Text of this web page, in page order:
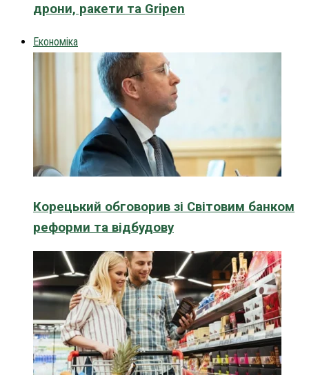
дрони, ракети та Gripen
Економіка
Корецький обговорив зі Світовим банком
реформи та відбудову